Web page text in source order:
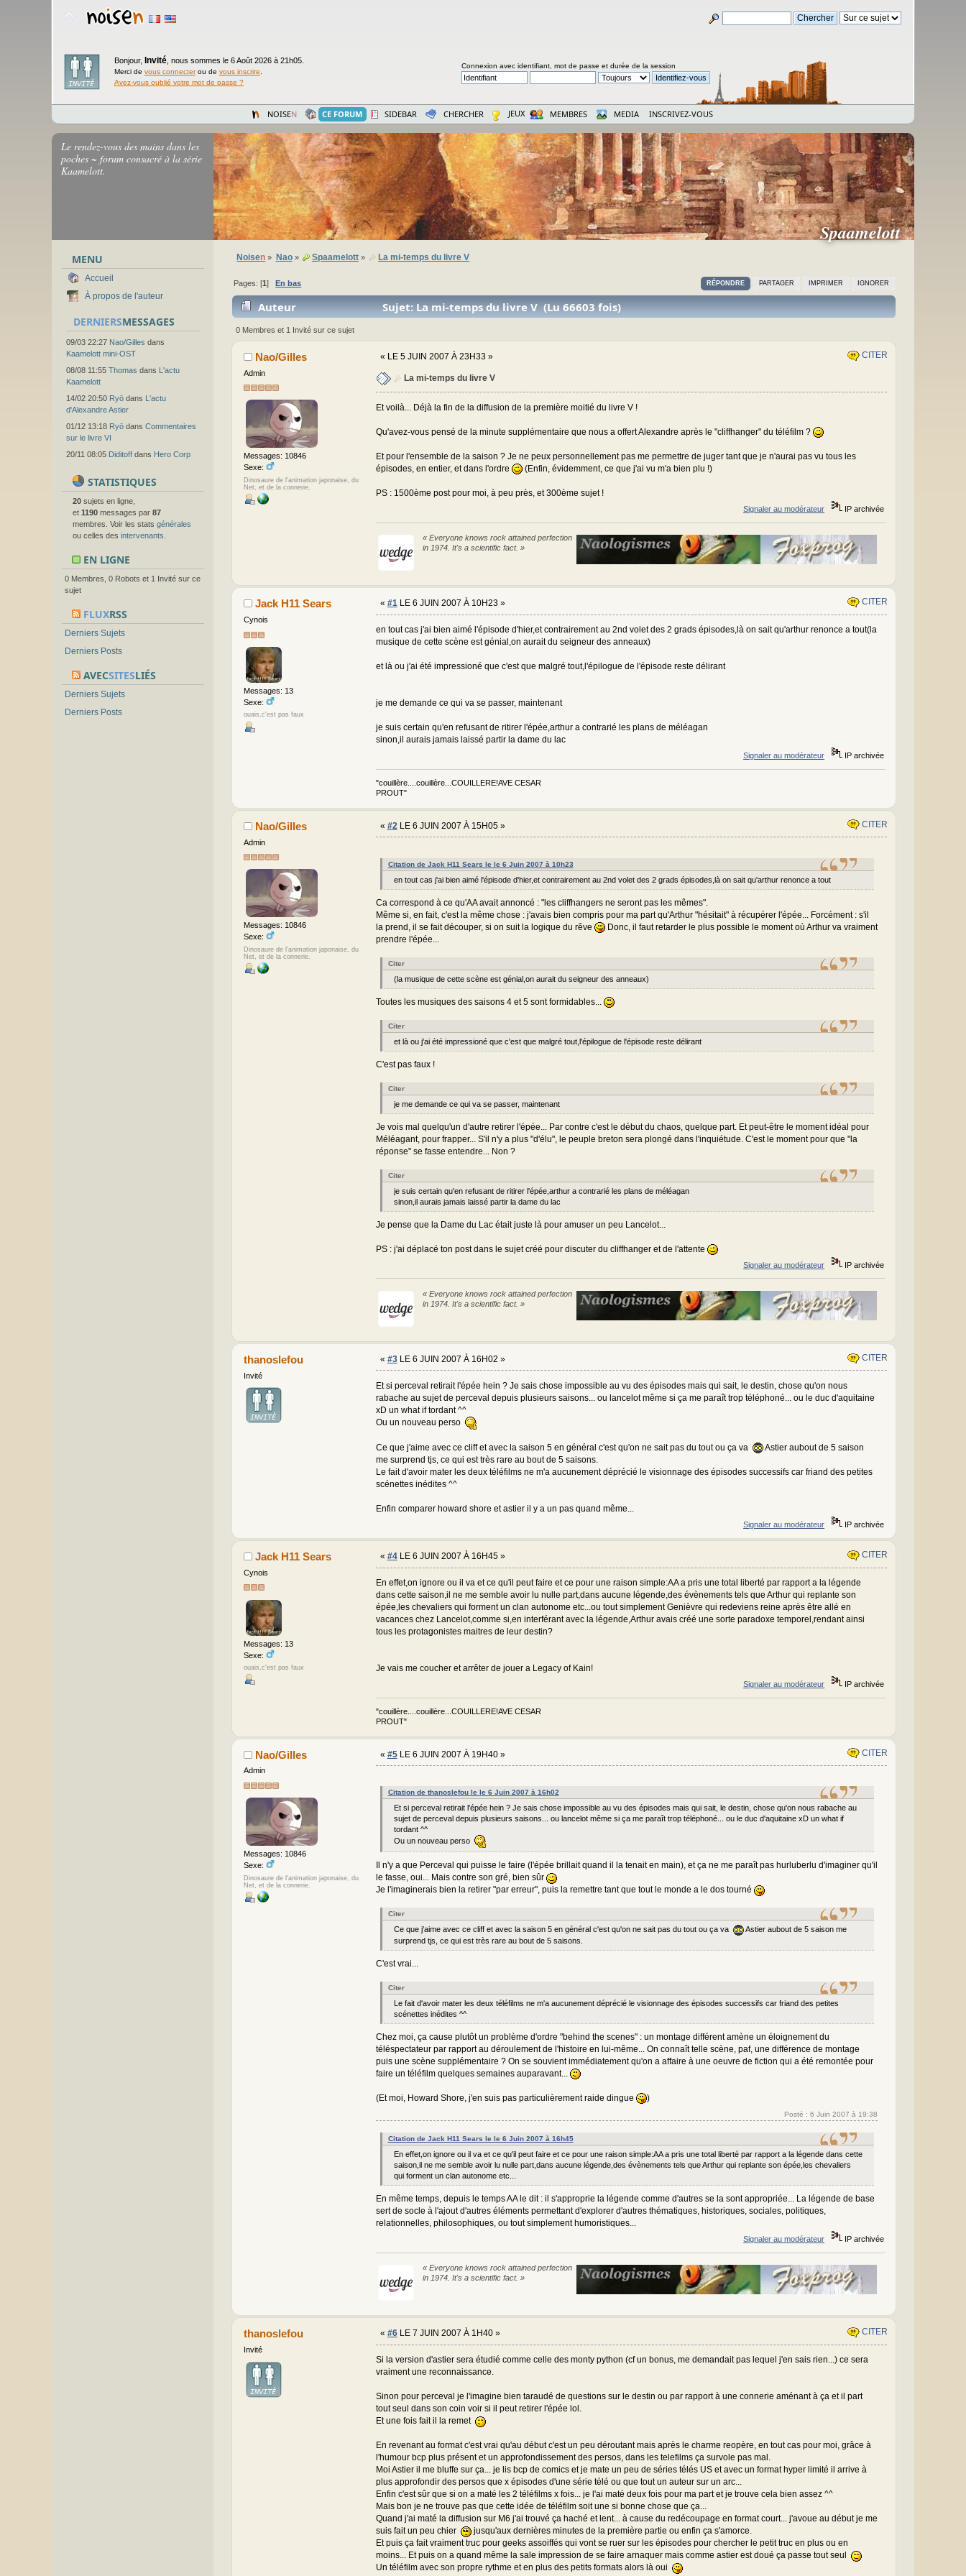
Bonjour, Invité nous sommes le 6 Août 2026 à 21h05.
Merci de vous connecterou de vous inscrire
Avez-vous oublié votre mot de passe ?
Connexion avec identifiant, mot de passe et durée de la session
NOISEN CE FORUM SIDEBAR CHERCHER JEUX MEMBRES MEDIA INSCRIVEZ-VOUS
Le rendez-vous des mains dans les
poches ~ forum consacré à la série
Kaamelott.
MENU
Accueil
À propos de l'auteur
DERNIERSMESSAGES
09/03 22:27 Nao/Gilles dans
Kaamelott mini-OST
08/08 11:55 Thomas dans L'actu
Kaamelott
14/02 20:50 Ryō dans L'actu
d'Alexandre Astier
01/12 13:18 Ryō dans Commentaires
sur le livre VI
20/11 08:05 Diditoff dans Hero Corp
STATISTIQUES
20 sujets en ligne,
et 1190 messages par 87
membres. Voir les stats générales
ou celles des intervenants
EN LIGNE
0 Membres, 0 Robots et 1 Invité sur ce
sujet
FLUXRSS
Derniers Sujets
Derniers Posts
AVECSITESLIÉS
Derniers Sujets
Derniers Posts
Spaamelott
Noisen » Nao» Spaamelott» La mi-temps du livre V
RÉPONDRE PARTAGER IMPRIMER IGNORER
Pages: [1]En bas
Auteur Sujet: La mi-temps du livre V (Lu 66603 fois)
0 Membres et 1 Invité sur ce sujet
Nao/Gilles
Admin
Messages: 10846
Sexe:
Dinosaure de l'animation japonaise, du
Net, et de la connerie.
« LE 5 JUIN 2007 À 23H33 » CITER
La mi-temps du livre V
Et voilà... Déjà la fin de la diffusion de la première moitié du livre V !
Qu'avez-vous pensé de la minute supplémentaire que nous a offert Alexandre après le "cliffhanger" du téléfilm ?
Et pour l'ensemble de la saison ? Je ne peux personnellement pas me permettre de juger tant que je n'aurai pas vu tous les
épisodes, en entier, et dans l'ordre
(Enfin, évidemment, ce que j'ai vu m'a bien plu !)
PS : 1500ème post pour moi, à peu près, et 300ème sujet !
Signaler au modérateur IP archivée
« Everyone knows rock attained perfection
in 1974. It's a scientific fact. »
Jack H11 Sears
Cynois
Messages: 13
Sexe:
ouais,c'est pas faux
« #1LE 6 JUIN 2007 À 10H23 » CITER
en tout cas j'ai bien aimé l'épisode d'hier,et contrairement au 2nd volet des 2 grads épisodes,là on sait qu'arthur renonce a tout(la
musique de cette scène est génial,on aurait du seigneur des anneaux)
et là ou j'ai été impressioné que c'est que malgré tout,l'épilogue de l'épisode reste délirant
je me demande ce qui va se passer, maintenant
je suis certain qu'en refusant de ritirer l'épée,arthur a contrarié les plans de méléagan
sinon,il aurais jamais laissé partir la dame du lac
Signaler au modérateur IP archivée
"couillère....couillère...COUILLERE!AVE CESAR
PROUT"
Nao/Gilles
Admin
Messages: 10846
Sexe:
Dinosaure de l'animation japonaise, du
Net, et de la connerie.
« #2 LE 6 JUIN 2007 À 15H05 » CITER
Citation de Jack H11 Sears le le 6 Juin 2007 à 10h23
en tout cas j'ai bien aimé l'épisode d'hier,et contrairement au 2nd volet des 2 grads épisodes,là on sait qu'arthur renonce a tout
Ca correspond à ce qu'AA avait annoncé : "les cliffhangers ne seront pas les mêmes".
Même si, en fait, c'est la même chose : j'avais bien compris pour ma part qu'Arthur "hésitait" à récupérer l'épée... Forcément : s'il
la prend, il se fait découper, si on suit la logique du rêve
Donc, il faut retarder le plus possible le moment où Arthur va vraiment
prendre l'épée...
Citer
(la musique de cette scène est génial,on aurait du seigneur des anneaux)
Toutes les musiques des saisons 4 et 5 sont formidables...
Citer
et là ou j'ai été impressioné que c'est que malgré tout,l'épilogue de l'épisode reste délirant
C'est pas faux !
Citer
je me demande ce qui va se passer, maintenant
Je vois mal quelqu'un d'autre retirer l'épée... Par contre c'est le début du chaos, quelque part. Et peut-être le moment idéal pour
Méléagant, pour frapper... S'il n'y a plus "d'élu", le peuple breton sera plongé dans l'inquiétude. C'est le moment pour que "la
réponse" se fasse entendre... Non ?
Citer
je suis certain qu'en refusant de ritirer l'épée,arthur a contrarié les plans de méléagan
sinon,il aurais jamais laissé partir la dame du lac
Je pense que la Dame du Lac était juste là pour amuser un peu Lancelot...
PS : j'ai déplacé ton post dans le sujet créé pour discuter du cliffhanger et de l'attente
Signaler au modérateur IP archivée
« Everyone knows rock attained perfection
in 1974. It's a scientific fact. »
thanoslefou
Invité
« #3LE 6 JUIN 2007 À 16H02 » CITER
Et si perceval retirait l'épée hein ? Je sais chose impossible au vu des épisodes mais qui sait, le destin, chose qu'on nous
rabache au sujet de perceval depuis plusieurs saisons... ou lancelot même si ça me paraît trop téléphoné... ou le duc d'aquitaine
xD un what if tordant ^^
Ou un nouveau perso
Ce que j'aime avec ce cliff et avec la saison 5 en général c'est qu'on ne sait pas du tout ou ça va
Astier aubout de 5 saison
me surprend tjs, ce qui est très rare au bout de 5 saisons.
Le fait d'avoir mater les deux téléfilms ne m'a aucunement déprécié le visionnage des épisodes successifs car friand des petites
scénettes inédites ^^
Enfin comparer howard shore et astier il y a un pas quand même...
Signaler au modérateur IP archivée
Jack H11 Sears
Cynois
Messages: 13
Sexe:
ouais,c'est pas faux
« #4LE 6 JUIN 2007 À 16H45 » CITER
En effet,on ignore ou il va et ce qu'il peut faire et ce pour une raison simple:AA a pris une total liberté par rapport a la légende
dans cette saison,il ne me semble avoir lu nulle part,dans aucune légende,des évènements tels que Arthur qui replante son
épée,les chevaliers qui forment un clan autonome etc...ou tout simplement Genièvre qui redeviens reine après être allé en
vacances chez Lancelot,comme si,en interférant avec la légende,Arthur avais créé une sorte paradoxe temporel,rendant ainsi
tous les protagonistes maitres de leur destin?
Je vais me coucher et arrêter de jouer a Legacy of Kain!
Signaler au modérateur IP archivée
"couillère....couillère...COUILLERE!AVE CESAR
PROUT"
Nao/Gilles
Admin
Messages: 10846
Sexe:
Dinosaure de l'animation japonaise, du
Net, et de la connerie.
« #5LE 6 JUIN 2007 À 19H40 » CITER
Citation de thanoslefou le le 6 Juin 2007 à 16h02
Et si perceval retirait l'épée hein ? Je sais chose impossible au vu des épisodes mais qui sait, le destin, chose qu'on nous rabache au
sujet de perceval depuis plusieurs saisons... ou lancelot même si ça me paraît trop téléphoné... ou le duc d'aquitaine xD un what if
tordant ^^
Ou un nouveau perso
Il n'y a que Perceval qui puisse le faire (l'épée brillait quand il la tenait en main), et ça ne me paraît pas hurluberlu d'imaginer qu'il
le fasse, oui... Mais contre son gré, bien sûr
Je l'imaginerais bien la retirer "par erreur", puis la remettre tant que tout le monde a le dos tourné
Citer
Ce que j'aime avec ce cliff et avec la saison 5 en général c'est qu'on ne sait pas du tout ou ça va
Astier aubout de 5 saison me
surprend tjs, ce qui est très rare au bout de 5 saisons.
C'est vrai...
Citer
Le fait d'avoir mater les deux téléfilms ne m'a aucunement déprécié le visionnage des épisodes successifs car friand des petites
scénettes inédites ^^
Chez moi, ça cause plutôt un problème d'ordre "behind the scenes" : un montage différent amène un éloignement du
téléspectateur par rapport au déroulement de l'histoire en lui-même... On connaît telle scène, paf, une différence de montage
puis une scène supplémentaire ? On se souvient immédiatement qu'on a affaire à une oeuvre de fiction qui a été remontée pour
faire un téléfilm quelques semaines auparavant...
(Et moi, Howard Shore, j'en suis pas particulièrement raide dingue )
Posté : 6 Juin 2007 à 19:38
Citation de Jack H11 Sears le le 6 Juin 2007 à 16h45
En effet,on ignore ou il va et ce qu'il peut faire et ce pour une raison simple:AA a pris une total liberté par rapport a la légende dans cette
saison,il ne me semble avoir lu nulle part,dans aucune légende,des évènements tels que Arthur qui replante son épée,les chevaliers
qui forment un clan autonome etc...
En même temps, depuis le temps AA le dit : il s'approprie la légende comme d'autres se la sont appropriée... La légende de base
sert de socle à l'ajout d'autres éléments permettant d'explorer d'autres thématiques, historiques, sociales, politiques,
relationnelles, philosophiques, ou tout simplement humoristiques...
Signaler au modérateur IP archivée
« Everyone knows rock attained perfection
in 1974. It's a scientific fact. »
thanoslefou
Invité
« #6LE 7 JUIN 2007 À 1H40 » CITER
Si la version d'astier sera étudié comme celle des monty python (cf un bonus, me demandait pas lequel j'en sais rien...) ce sera
vraiment une reconnaissance.
Sinon pour perceval je l'imagine bien taraudé de questions sur le destin ou par rapport à une connerie aménant à ça et il part
tout seul dans son coin voir si il peut retirer l'épée lol.
Et une fois fait il la remet
En revenant au format c'est vrai qu'au début c'est un peu déroutant mais après le charme reopère, en tout cas pour moi, grâce à
l'humour bcp plus présent et un approfondissement des persos, dans les telefilms ça survole pas mal.
Moi Astier il me bluffe sur ça... je lis bcp de comics et je mate un peu de séries télés US et avec un format hyper limité il arrive à
plus approfondir des persos que x épisodes d'une série télé ou que tout un auteur sur un arc...
Enfin c'est sûr que si on a maté les 2 téléfilms x fois... je l'ai maté deux fois pour ma part et je trouve cela bien assez ^^
Mais bon je ne trouve pas que cette idée de téléfilm soit une si bonne chose que ça...
Quand j'ai maté la diffusion sur M6 j'ai trouvé ça haché et lent... à cause du redécoupage en format court... j'avoue au début je me
suis fait un peu chier
jusqu'aux dernières minutes de la première partie ou enfin ça s'amorce.
Et puis ça fait vraiment truc pour geeks assoiffés qui vont se ruer sur les épisodes pour chercher le petit truc en plus ou en
moins... Et puis on a quand même la sale impression de se faire arnaquer mais comme astier est doué ça passe tout seul
Un téléfilm avec son propre rythme et en plus des petits formats alors là oui